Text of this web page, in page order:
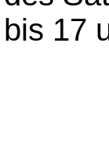
bis 17